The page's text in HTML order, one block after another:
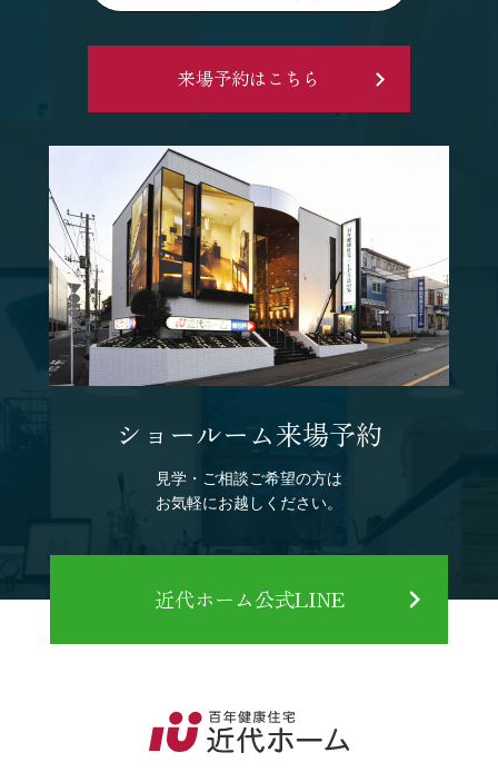
来場予約はこちら
ショールーム来場予約
見学・ご相談ご希望の方は
お気軽にお越しください。
近代ホーム公式LINE